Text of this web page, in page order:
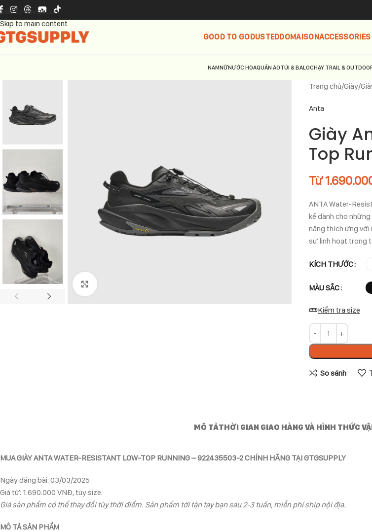
Skip to navigation
Skip to main content
GOOD TO GODUSTEDDOMAISONACCESSORIES
NAMNỮNƯỚC HOAQUẦN ÁOTÚI & BALOCHẠY TRAIL &
Trang chủ Giày
Anta
Giày
Top
Từ
ANTA Water-
kế dành cho
năng thích ứng với
sự linh hoạt trong
KÍCH THƯỚC
MÀU SẮC
Kiểm tra size
So sánh
MÔ TẢTHỜI GIAN GIAO HÀNG VÀ HÌNH THỨC
MUA GIÀY ANTA WATER-RESISTANT LOW-TOP RUNNING – 922435503-2 CHÍNH HÃNG TẠI GTGSUPPLY
Ngày đăng bài: 03/03/2025
Giá từ: 1.690.000 VNĐ, tùy size.
Giá sản phẩm có thể thay đổi tùy thời điểm. Sản phẩm tới tận tay bạn sau 2-3 tuần, miễn phí ship nội địa.
MÔ TẢ SẢN PHẨM